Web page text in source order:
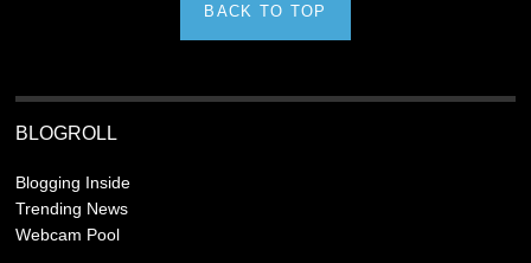
BACK TO TOP
BLOGROLL
Blogging Inside
Trending News
Webcam Pool